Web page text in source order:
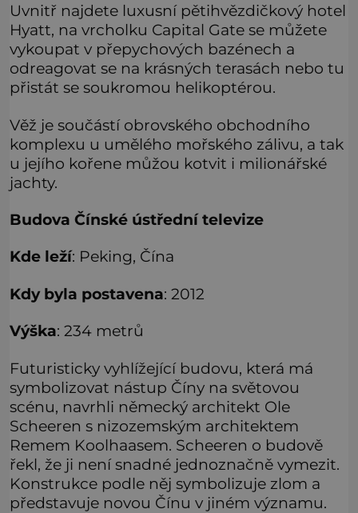
Uvnitř najdete luxusní pětihvězdičkový hotel
Hyatt, na vrcholku Capital Gate se můžete
vykoupat v přepychových bazénech a
odreagovat se na krásných terasách nebo tu
přistát se soukromou helikoptérou.
Věž je součástí obrovského obchodního
komplexu u umělého mořského zálivu, a tak
u jejího kořene můžou kotvit i milionářské
jachty.
Budova Čínské ústřední televize
Kde leží: Peking, Čína
Kdy byla postavena: 2012
Výška: 234 metrů
Futuristicky vyhlížející budovu, která má
symbolizovat nástup Číny na světovou
scénu, navrhli německý architekt Ole
Scheeren s nizozemským architektem
Remem Koolhaasem. Scheeren o budově
řekl, že ji není snadné jednoznačně vymezit.
Konstrukce podle něj symbolizuje zlom a
představuje novou Čínu v jiném významu.